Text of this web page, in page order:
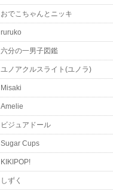
おでこちゃんとニッキ
ruruko
六分の一男子図鑑
ユノアクルスライト(ユノラ)
Misaki
Amelie
ビジュアドール
Sugar Cups
KIKIPOP!
しずく